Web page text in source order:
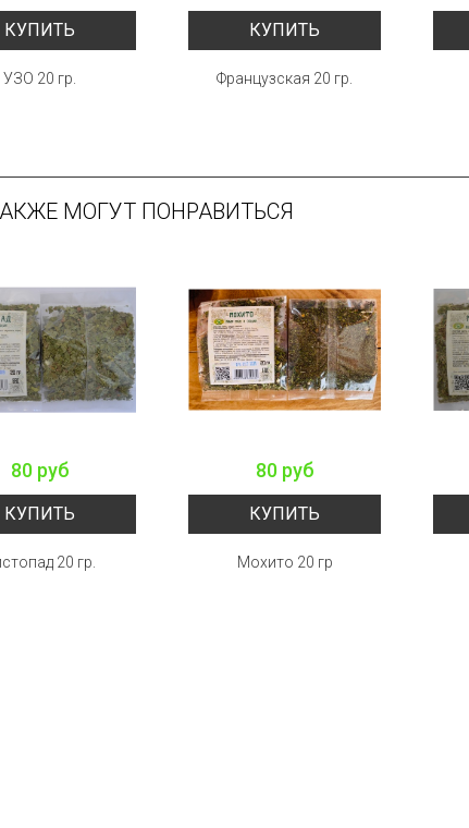
КУПИТЬ
УЗО 20 гр.
КУПИТЬ
Французская 20 гр.
МОГУТ ПОНРАВИТЬСЯ
80 руб
КУПИТЬ
20 гр.
80 руб
КУПИТЬ
Мохито 20 гр